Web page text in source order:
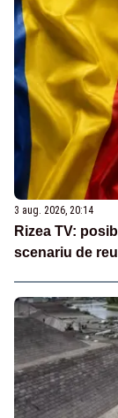
3 aug. 2026, 20:14
Rizea TV:
scenariu de